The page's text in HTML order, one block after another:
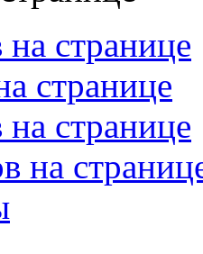
на странице
странице
на странице
на